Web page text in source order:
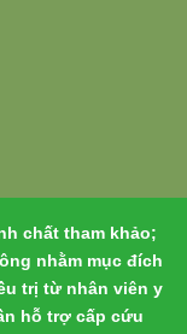
chất tham khảo;
nhằm mục đích
trị từ nhân viên y
hỗ trợ cấp cứu